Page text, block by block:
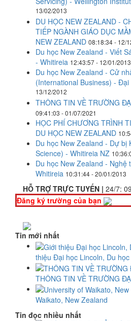
13/02/2013
DU HỌC NEW ZEALAND -
TIẾP NGÀNH GIÁO DỤC
NEW ZEALAND 08:18:34 - 12/
Du học New Zealand - Viết
- Whitireia 12:43:57 - 12/01/2013
Du học New Zealand - Cử
(International Business) - Đại
13/12/2012
THÔNG TIN VỀ TRƯỜNG
09:41:03 - 01/07/2021
HỌC PHÍ CHƯƠNG TRÌNH
DU HỌC NEW ZEALAND
Du học New Zealand - Dự bị
Science) - Whitireia NZ
Du học New Zealand - Nghệ
Whitireia 10:31:44 - 20/01/2013
HỖ TRỢ TRỰC TUYẾN | 24/7:
Đăng ký trường của bạn
Tin mới nhất
thiệu Đại học Lincoln, Du
THÔNG TIN VỀ TRƯỜNG
Waikato, New Zealand
Tin đọc nhiều nhất